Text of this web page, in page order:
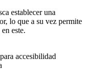
establecer una
lo que a su vez permite
este.
accesibilidad